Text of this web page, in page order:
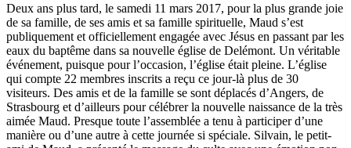
Deux ans plus tard, le samedi 11 mars 2017, pour la plus grande joie
de sa famille, de ses amis et sa famille spirituelle, Maud s’est
publiquement et officiellement engagée avec Jésus en passant par les
eaux du baptême dans sa nouvelle église de Delémont. Un véritable
événement, puisque pour l’occasion, l’église était pleine. L’église
qui compte 22 membres inscrits a reçu ce jour-là plus de 30
visiteurs. Des amis et de la famille se sont déplacés d’Angers, de
Strasbourg et d’ailleurs pour célébrer la nouvelle naissance de la très
aimée Maud. Presque toute l’assemblée a tenu à participer d’une
manière ou d’une autre à cette journée si spéciale. Silvain, le petit-